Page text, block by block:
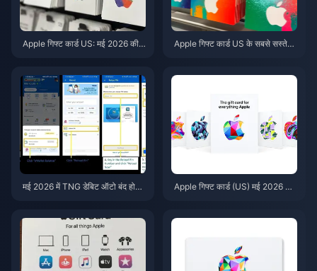
Apple गिफ्ट कार्ड US: मई 2026 की
Apple गिफ्ट कार्ड US के सबसे सस्ते
मई 2026 में TNG डेबिट ऑटो बंद होने
Apple गिफ्ट कार्ड (US) मई 2026 की